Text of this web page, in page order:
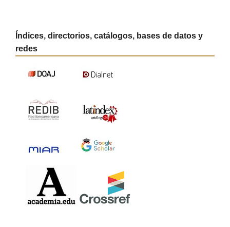
Índices, directorios, catálogos, bases de datos y
redes